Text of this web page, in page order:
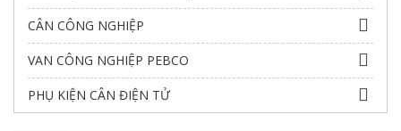
CÂN CÔNG NGHIỆP
VAN CÔNG NGHIỆP PEBCO
PHỤ KIỆN CÂN ĐIỆN TỬ